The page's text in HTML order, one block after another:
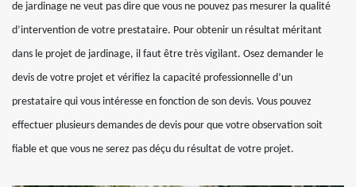
de jardinage ne veut pas dire que vous ne pouvez pas mesurer la qualité
d’intervention de votre prestataire. Pour obtenir un résultat méritant
dans le projet de jardinage, il faut être très vigilant. Osez demander le
devis de votre projet et vérifiez la capacité professionnelle d’un
prestataire qui vous intéresse en fonction de son devis. Vous pouvez
effectuer plusieurs demandes de devis pour que votre observation soit
fiable et que vous ne serez pas déçu du résultat de votre projet.